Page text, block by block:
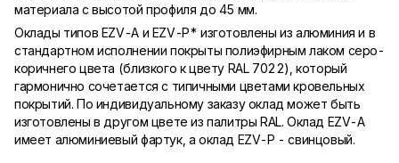
материала с высотой профиля до 45 мм.
Оклады типов EZV-A и EZV-P* изготовлены из алюминия и в
стандартном исполнении покрыты полиэфирным лаком серо-
коричнего цвета (близкого к цвету RAL 7022), который
гармонично сочетается с типичными цветами кровельных
покрытий. По индивидуальному заказу оклад может быть
изготовлены в другом цвете из палитры RAL. Оклад EZV-A
имеет алюминиевый фартук, а оклад EZV-P - свинцовый.